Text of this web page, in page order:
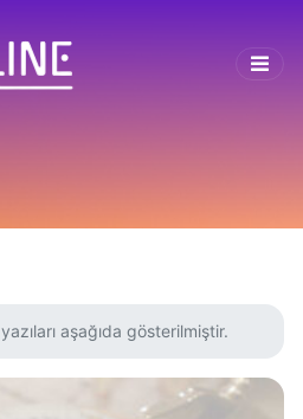
yazıları aşağıda gösterilmiştir.